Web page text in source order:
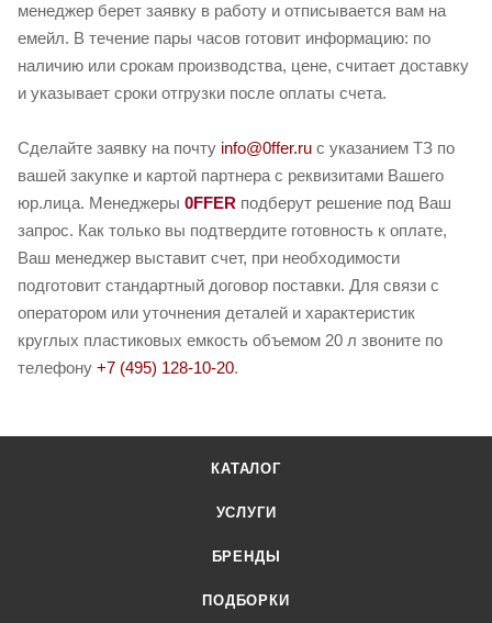
менеджер берет заявку в работу и отписывается вам на
емейл. В течение пары часов готовит информацию: по
наличию или срокам производства, цене, считает доставку
и указывает сроки отгрузки после оплаты счета.
Сделайте заявку на почту info@0ffer.ru с указанием ТЗ по
вашей закупке и картой партнера с реквизитами Вашего
юр.лица. Менеджеры 0FFER подберут решение под Ваш
запрос. Как только вы подтвердите готовность к оплате,
Ваш менеджер выставит счет, при необходимости
подготовит стандартный договор поставки. Для связи с
оператором или уточнения деталей и характеристик
круглых пластиковых емкость объемом 20 л звоните по
телефону +7 (495) 128-10-20.
КАТАЛОГ
УСЛУГИ
БРЕНДЫ
ПОДБОРКИ